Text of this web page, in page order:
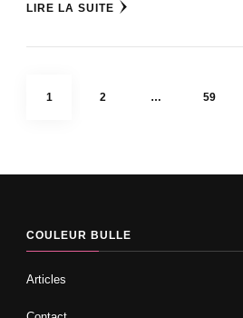
LIRE LA SUITE
Pagination
PAGE
1 PAGE
2 … PAGE
59
COULEUR BULLE
Articles